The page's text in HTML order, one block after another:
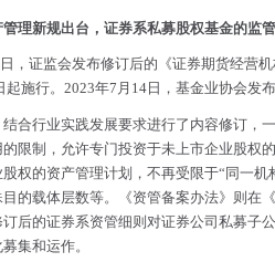
管理新规出台，证券系私募股权基金的监
，证监会发布修订后的《证券期货经营
起施行。2023年7月14日，基金业协会发
结合行业实践发展要求进行了内容修订
限制，允许专门投资于未上市企业股权
权的资产管理计划，不再受限于“同一
的载体层数等。《资管备案办法》则在
后的证券系资管细则对证券公司私募子
集和运作。